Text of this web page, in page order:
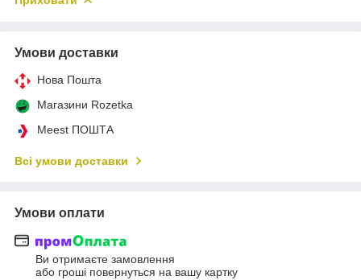
Умови доставки
Нова Пошта
Магазини Rozetka
Meest ПОШТА
Всі умови доставки
Умови оплати
Ви отримаєте замовлення
або гроші повернуться на вашу картку